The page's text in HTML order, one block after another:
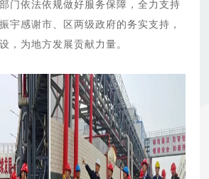
门依法依规做好服务保障，全力支持
宇感谢市、区两级政府的务实支持，
，为地方发展贡献力量。